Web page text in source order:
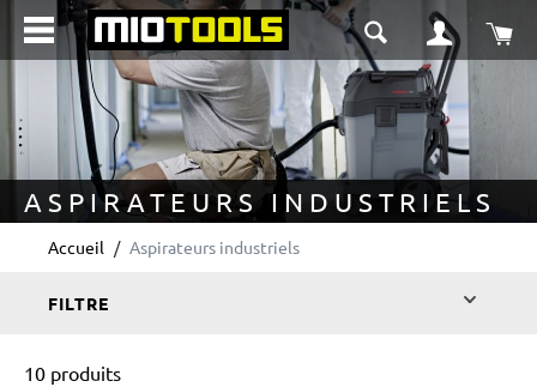
principal
ASPIRATEURS INDUSTRIELS
Accueil Aspirateurs industriels
FILTRE
10 produits